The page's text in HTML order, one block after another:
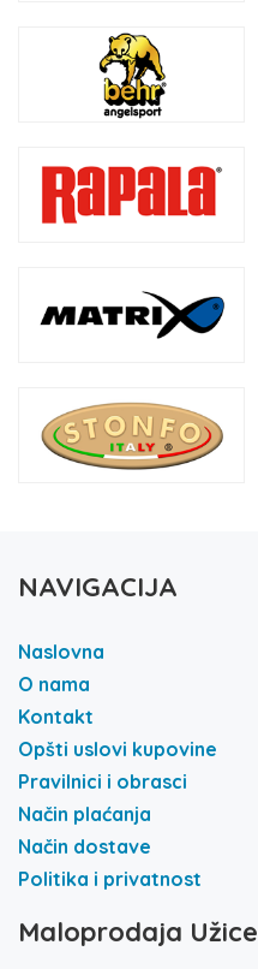
NAVIGACIJA
Naslovna
O nama
Kontakt
Opšti uslovi kupovine
Pravilnici i obrasci
Način plaćanja
Način dostave
Politika i privatnost
Maloprodaja Užice